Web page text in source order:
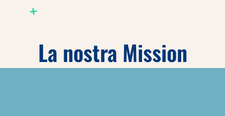
La nostra Mission